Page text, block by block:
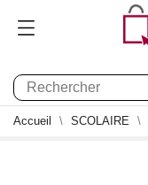
Accueil SCOLAIRE